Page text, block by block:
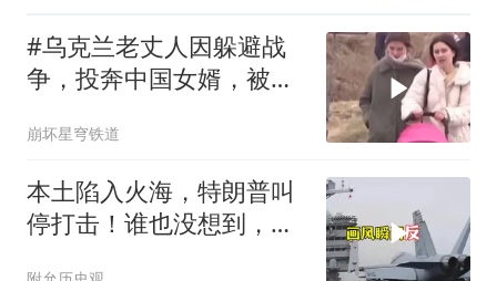
#乌克兰老丈人因躲避战
争，投奔中国女婿，被眼
崩坏星穹铁道
本土陷入火海，特朗普叫
停打击！谁也没想到，中